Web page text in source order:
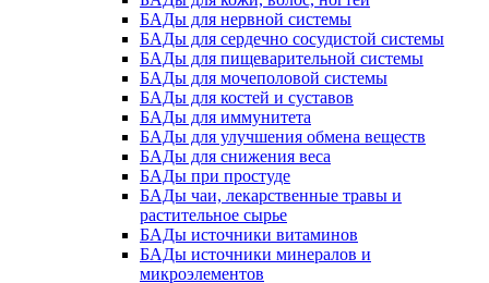
БАДы для нервной системы
БАДы для сердечно сосудистой системы
БАДы для пищеварительной системы
БАДы для мочеполовой системы
БАДы для костей и суставов
БАДы для иммунитета
БАДы для улучшения обмена веществ
БАДы для снижения веса
БАДы при простуде
БАДы чаи, лекарственные травы и
растительное сырье
БАДы источники витаминов
БАДы источники минералов и
микроэлементов